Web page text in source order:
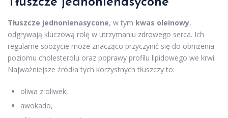
Tłuszcze jednonienasycone, w tym kwas oleinowy,
odgrywają kluczową rolę w utrzymaniu zdrowego serca. Ich
regularne spożycie może znacząco przyczynić się do obniżenia
poziomu cholesterolu oraz poprawy profilu lipidowego we krwi.
Najważniejsze źródła tych korzystnych tłuszczy to:
oliwa z oliwek,
awokado,